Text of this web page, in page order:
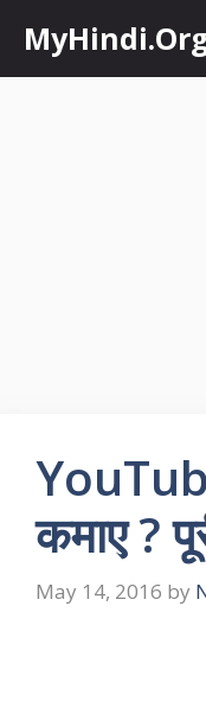
content
कमाए ?
May 14, 2016 by